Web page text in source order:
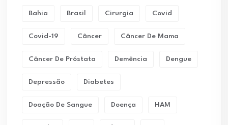
Bahia Brasil Cirurgia Covid
Covid-19 Câncer Câncer De Mama
Câncer De Próstata Demência Dengue
Depressão Diabetes
Doação De Sangue Doença HAM